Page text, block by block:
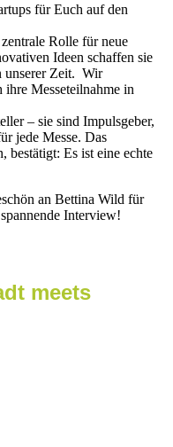
für Euch auf den
Rolle für neue
Ideen schaffen sie
unserer Zeit. Wir
ihre Messeteilnahme in
– sie sind Impulsgeber,
jede Messe. Das
bestätigt: Es ist eine echte
an Bettina Wild für
Interview!
meets